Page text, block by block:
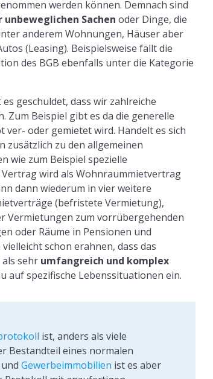
werden können. Demnach sind
Sachen oder Dinge, die
anderem Wohnungen, Häuser aber
(Leasing). Beispielsweise fällt die
des BGB ebenfalls unter die Kategorie
geschuldet, dass wir zahlreiche
Zum Beispiel gibt es da die generelle
oder gemietet wird. Handelt es sich
zusätzlich zu den allgemeinen
wie zum Beispiel spezielle
wird als Wohnraummietvertrag
dann wiederum in vier weitere
(befristete Vermietung),
Vermietungen zum vorrübergehenden
oder Räume in Pensionen und
schon erahnen, dass das
sehr umfangreich und komplex
auf spezifische Lebenssituationen ein.
ist, anders als viele
Bestandteil eines normalen
undGewerbeimmobilien ist es aber